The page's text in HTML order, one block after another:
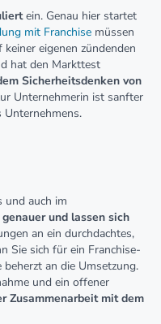
ein. Genau hier startet
mit Franchise müssen
eigenen zündenden
hat den Markttest
Sicherheitsdenken von
Unternehmerin ist sanfter
Unternehmens.
und auch im
und lassen sich
an ein durchdachtes,
Sie sich für ein Franchise-
beherzt an die Umsetzung.
und ein offener
Zusammenarbeit mit dem